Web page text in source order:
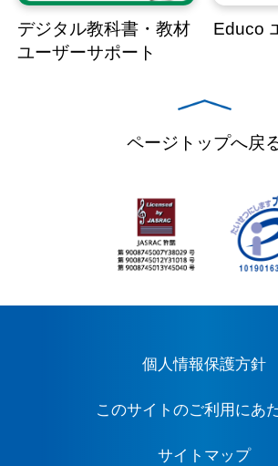
デジタル教科書・教材
ユーザーサポート
Educo
ページトップへ戻
個人情報保護方針
このサイトのご利用にあ
サイトマップ